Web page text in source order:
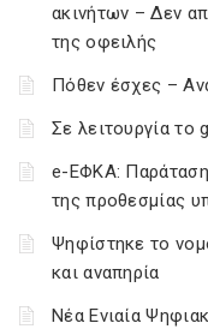
ακινήτων – Δεν
της οφειλής
Πόθεν έσχες –
Σε λειτουργία το
e-ΕΦΚΑ: Παράταση
της προθεσμίας
Ψηφίστηκε το
και αναπηρία
Νέα Ενιαία